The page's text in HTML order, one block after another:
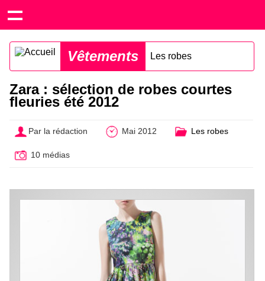
Vêtements Les robes
Zara : sélection de robes courtes
fleuries été 2012
Par la rédaction Mai 2012 Les robes
10 médias